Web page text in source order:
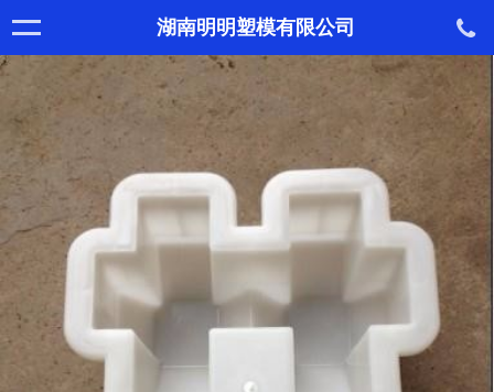
湖南明明塑模有限公司